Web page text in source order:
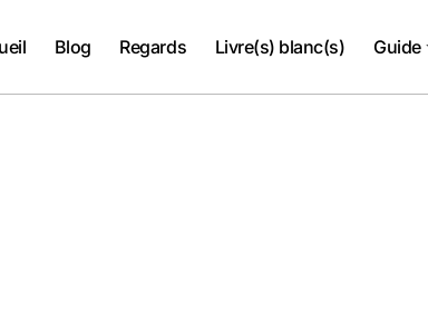
Blog Regards Livre(s) blanc(s) Guide